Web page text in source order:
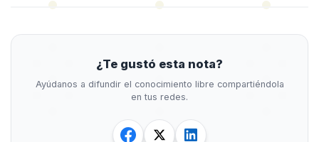
¿Te gustó esta nota?
Ayúdanos a difundir el conocimiento libre compartiéndola
en tus redes.